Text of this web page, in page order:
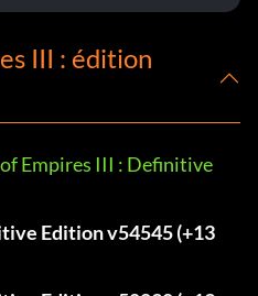
III : édition
Empires III : Definitive
Edition v54545 (+13